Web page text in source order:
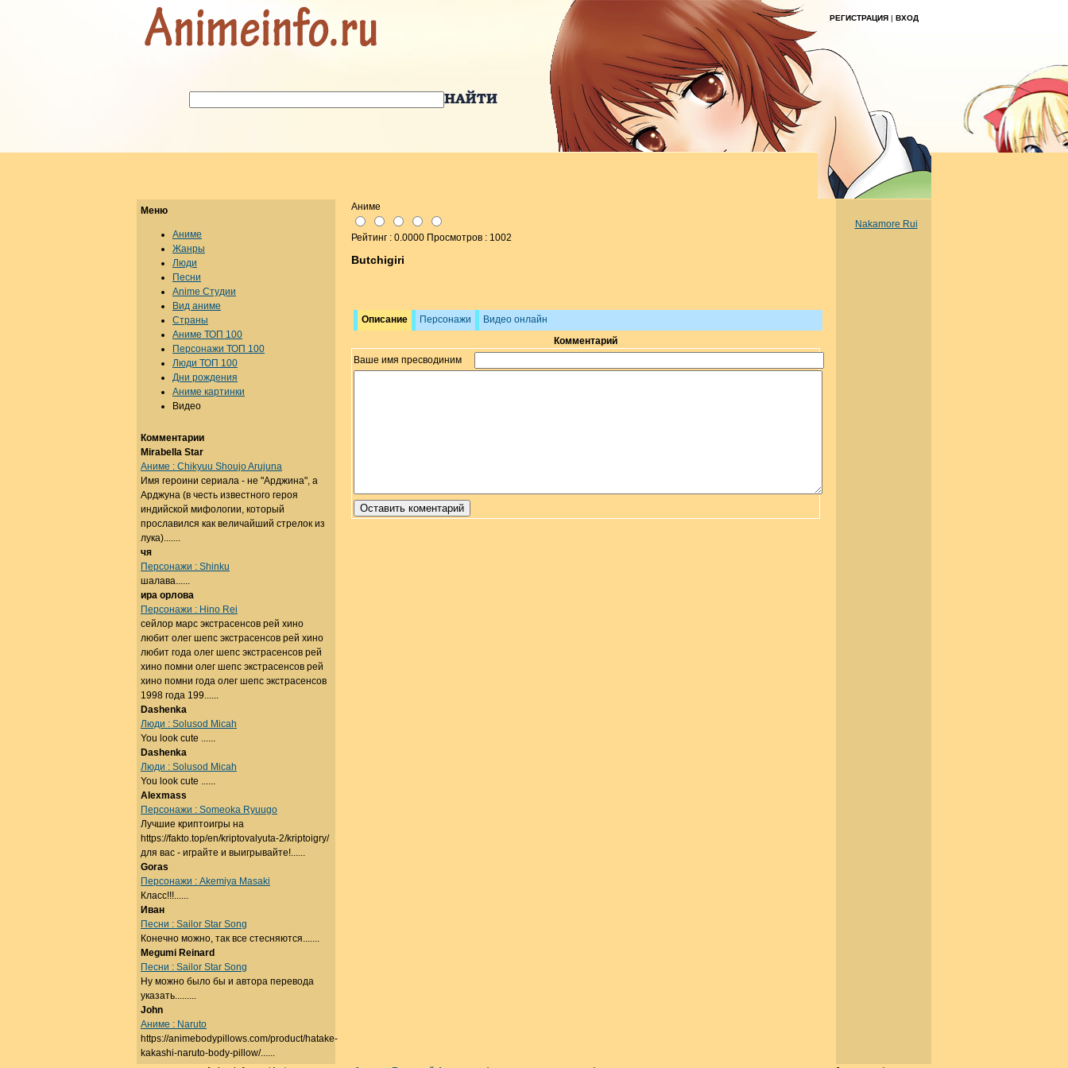
РЕГИСТРАЦИЯ | ВХОД
Аниме
Рейтинг : 0.0000 Просмотров : 1002
Butchigiri
Описание Персонажи
Видео онлайн
Комментарий
Ваше имя пресводиним
Меню
Аниме
Жанры
Люди
Песни
Anime Студии
Вид аниме
Страны
Аниме ТОП 100
Персонажи ТОП 100
Люди ТОП 100
Дни рождения
Аниме картинки
Видео
Комментарии
Mirabella Star
Аниме : Chikyuu Shoujo Arujuna
Имя героини сериала - не "Арджина", а
Арджуна (в честь известного героя
индийской мифологии, который
прославился как величайший стрелок из
лука).......
чя
Персонажи : Shinku
шалава......
ира орлова
Персонажи : Hino Rei
сейлор марс экстрасенсов рей хино
любит олег шепс экстрасенсов рей хино
любит года олег шепс экстрасенсов рей
хино помни олег шепс экстрасенсов рей
хино помни года олег шепс экстрасенсов
1998 года 199......
Dashenka
Люди : Solusod Micah
You look cute ......
Dashenka
Люди : Solusod Micah
You look cute ......
Alexmass
Персонажи : Someoka Ryuugo
Лучшие криптоигры на
https://fakto.top/en/kriptovalyuta-2/kriptoigry/
для вас - играйте и выигрывайте!......
Goras
Персонажи : Akemiya Masaki
Класс!!!......
Иван
Песни : Sailor Star Song
Конечно можно, так все стесняются.......
Megumi Reinard
Песни : Sailor Star Song
Ну можно было бы и автора перевода
указать.........
John
Аниме : Naruto
https://animebodypillows.com/product/hatake-
kakashi-naruto-body-pillow/......
Nakamore Rui